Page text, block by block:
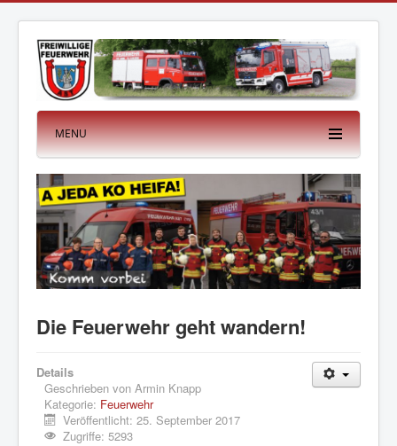
MENU
Die Feuerwehr geht wandern!
Details
Geschrieben von Armin Knapp
Kategorie: Feuerwehr
Veröffentlicht: 25. September 2017
Zugriffe: 5293